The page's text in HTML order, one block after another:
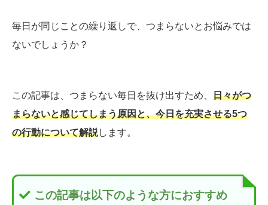
毎日が同じことの繰り返しで、つまらないとお悩みでは
ないでしょうか？
この記事は、つまらない毎日を抜け出すため、 日々がつ
まらないと感じてしまう原因と、今日を充実させる5つ
の行動について解説します。
この記事は以下のような方におすすめ